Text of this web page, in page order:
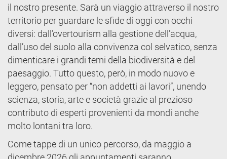
il nostro presente. Sarà un viaggio attraverso il nostro
territorio per guardare le sfide di oggi con occhi
diversi: dall’overtourism alla gestione dell’acqua,
dall’uso del suolo alla convivenza col selvatico, senza
dimenticare i grandi temi della biodiversità e del
paesaggio. Tutto questo, però, in modo nuovo e
leggero, pensato per “non addetti ai lavori”, unendo
scienza, storia, arte e società grazie al prezioso
contributo di esperti provenienti da mondi anche
molto lontani tra loro.
Come tappe di un unico percorso, da maggio a